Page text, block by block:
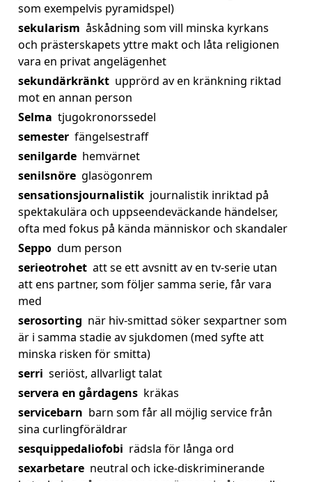
som exempelvis pyramidspel)
sekularism åskådning som vill minska kyrkans
och prästerskapets yttre makt och låta religionen
vara en privat angelägenhet
sekundärkränkt upprörd av en kränkning riktad
mot en annan person
Selma tjugokronorssedel
semester fängelsestraff
senilgarde hemvärnet
senilsnöre glasögonrem
sensationsjournalistik journalistik inriktad på
spektakulära och uppseendeväckande händelser,
ofta med fokus på kända människor och skandaler
Seppo dum person
serieotrohet att se ett avsnitt av en tv-serie utan
att ens partner, som följer samma serie, får vara
med
serosorting när hiv-smittad söker sexpartner som
är i samma stadie av sjukdomen (med syfte att
minska risken för smitta)
serri seriöst, allvarligt talat
servera en gårdagens kräkas
servicebarn barn som får all möjlig service från
sina curlingföräldrar
sesquippedaliofobi rädsla för långa ord
sexarbetare neutral och icke-diskriminerande